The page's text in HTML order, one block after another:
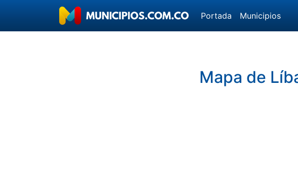
Portada Municipios
Mapa de